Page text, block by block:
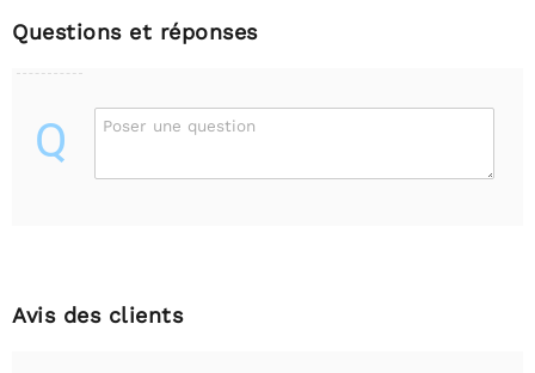
Questions et réponses
Q Poser une question
Avis des clients